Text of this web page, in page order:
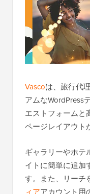
Vascoは、旅行代
アムなWordPress
エストフォームと
ページレイアウト
ギャラリーやホテ
イトに簡単に追加
す。また、リーチ